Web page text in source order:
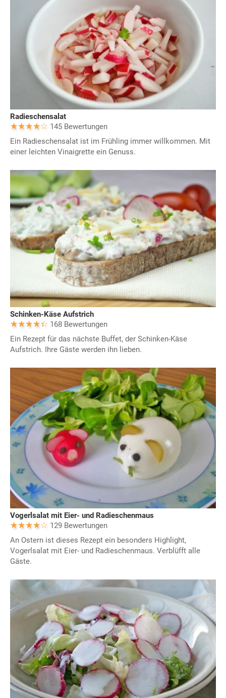
Radieschensalat
145 Bewertungen
Ein Radieschensalat ist im Frühling immer willkommen. Mit
einer leichten Vinaigrette ein Genuss.
Schinken-Käse Aufstrich
168 Bewertungen
Ein Rezept für das nächste Buffet, der Schinken-Käse
Aufstrich. Ihre Gäste werden ihn lieben.
Vogerlsalat mit Eier- und Radieschenmaus
129 Bewertungen
An Ostern ist dieses Rezept ein besonders Highlight,
Vogerlsalat mit Eier- und Radieschenmaus. Verblüfft alle
Gäste.